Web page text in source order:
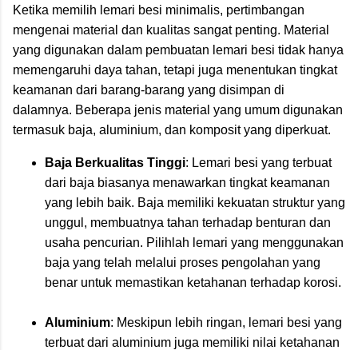
Ketika memilih lemari besi minimalis, pertimbangan
mengenai material dan kualitas sangat penting. Material
yang digunakan dalam pembuatan lemari besi tidak hanya
memengaruhi daya tahan, tetapi juga menentukan tingkat
keamanan dari barang-barang yang disimpan di
dalamnya. Beberapa jenis material yang umum digunakan
termasuk baja, aluminium, dan komposit yang diperkuat.
Baja Berkualitas Tinggi: Lemari besi yang terbuat
dari baja biasanya menawarkan tingkat keamanan
yang lebih baik. Baja memiliki kekuatan struktur yang
unggul, membuatnya tahan terhadap benturan dan
usaha pencurian. Pilihlah lemari yang menggunakan
baja yang telah melalui proses pengolahan yang
benar untuk memastikan ketahanan terhadap korosi.
Aluminium: Meskipun lebih ringan, lemari besi yang
terbuat dari aluminium juga memiliki nilai ketahanan